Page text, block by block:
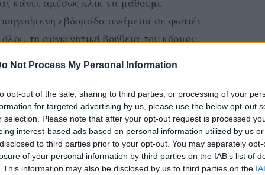
Not Process My Personal Information
opt-out of the sale, sharing to third parties, or processing of your
for targeted advertising by us, please use the below opt-out
selection. Please note that after your opt-out request is processed
interest-based ads based on personal information utilized by us
to third parties prior to your opt-out. You may separately
of your personal information by third parties on the IAB’s list of
This information may also be disclosed by us to third parties on the
εβδομάδα ανάμεσα σε φωτιές
τη συγκινητική βοήθεια του κόσμου
από όλη την Ελλάδα προσπαθούσαν με
είδη πρώτης ανάγκης, είτε
είτε μέσα από τα social media τους με
ανακαλύψαμε τη Νεφέλη!
που έγινε viral και έχει πάνω από 100
πολύ σημαντικό.